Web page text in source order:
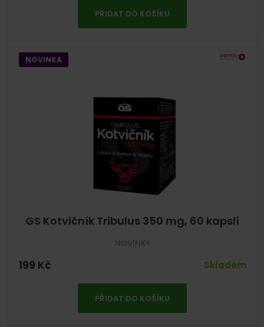
PŘIDAT DO KOŠÍKU
GS Kotvičník Tribulus 350 mg, 60 kapslí
NOVINKA
NOVINKY
199 Kč Skladem
PŘIDAT DO KOŠÍKU